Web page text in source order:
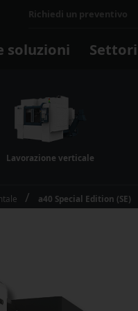
Richiedi un preventivo
soluzioni
e sistemi
Settori
Lavorazione verticale
a40 Special Edition (SE)